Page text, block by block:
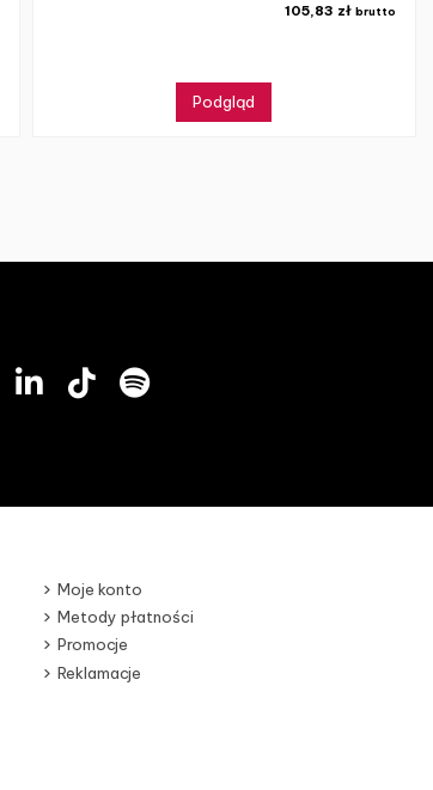
105,83 zł brutto
Podgląd
Moje konto
Metody płatności
Promocje
Reklamacje